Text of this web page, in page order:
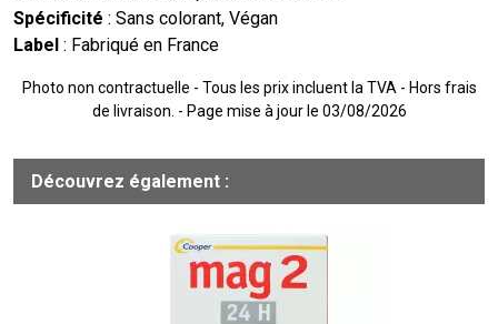
Spécificité : Sans colorant, Végan
Label : Fabriqué en France
Photo non contractuelle - Tous les prix incluent la TVA - Hors frais
de livraison. - Page mise à jour le 03/08/2026
Découvrez également :